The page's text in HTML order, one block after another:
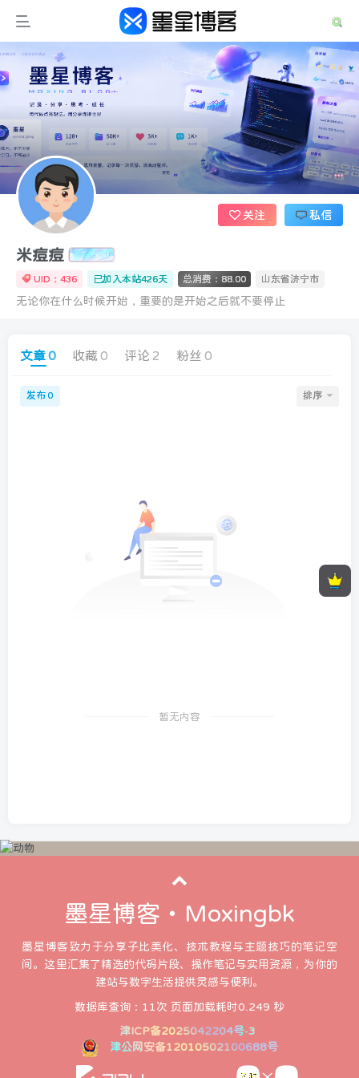
米痘痘
UID：436 已加入本站426天 总消费：88.00 山东省济宁市
无论你在什么时候开始，重要的是开始之后就不要停止
关注 私信
文章0 收藏 0 评论 2 粉丝 0
发布 0 排序
暂无内容
墨星博客・Moxingbk
墨星博客致力于分享子比美化、技术教程与主题技巧的笔记空
间。这里汇集了精选的代码片段、操作笔记与实用资源，为你的
建站与数字生活提供灵感与便利。
数据库查询：11次 页面加载耗时0.249 秒
津ICP备2025042204号-3
津公网安备12010502100688号